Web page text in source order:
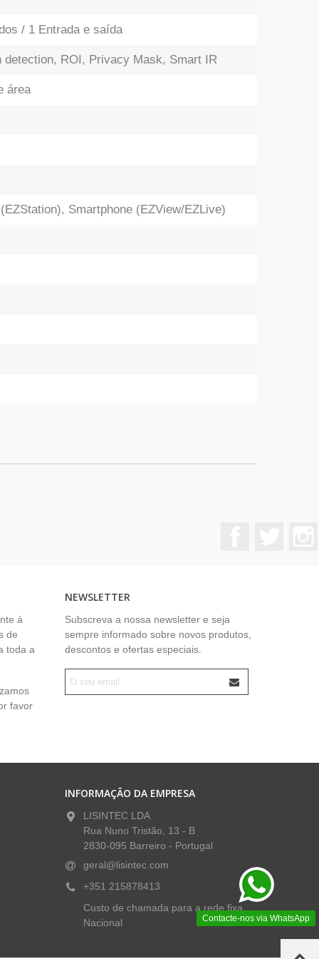
/ 1 Entrada e saída
detection, ROI, Privacy Mask, Smart IR
área
Smartphone (EZView/EZLive)
á
de
toda a
favor
NEWSLETTER
Subscreva a nossa newsletter e seja
sempre informado sobre novos produtos,
descontos e ofertas especiais.
Contacte-nos via WhatsApp
INFORMAÇÃO DA EMPRESA
LISINTEC LDA
Rua Nuno Tristão, 13 - B
2830-095 Barreiro - Portugal
geral@lisintec.com
+351 215878413
Custo de chamada para a rede fixa
Nacional